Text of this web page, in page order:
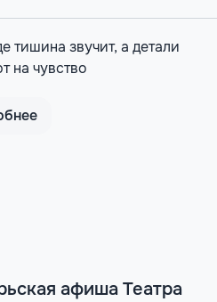
тишина звучит, а детали
на чувство
афиша Театра